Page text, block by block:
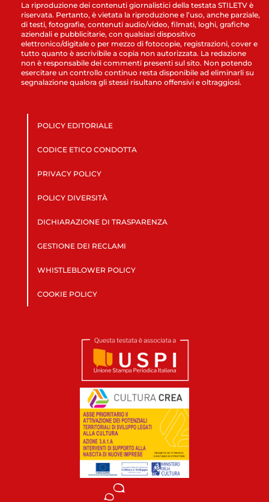
La riproduzione dei contenuti giornalistici della testata STILETV è
riservata. Pertanto, è vietata la riproduzione e l’uso, anche parziale,
di testi, fotografie, contenuti audio/video, filmati, loghi, grafiche
aziendali e pubblicitarie, con qualsiasi dispositivo
elettronico/digitale o per mezzo di fotocopie, registrazioni, cover e
tutto quanto è ascrivibile a copia non autorizzata. La redazione
non è responsabile dei commenti presenti sul sito. Non potendo
esercitare un controllo continuo resta disponibile ad eliminarli su
segnalazione qualora gli stessi risultano offensivi e oltraggiosi.
POLICY EDITORIALE
CODICE ETICO CONDOTTA
PRIVACY POLICY
POLICY DIVERSITÀ
DICHIARAZIONE DI TRASPARENZA
GESTIONE DEI RECLAMI
WHISTLEBLOWER POLICY
COOKIE POLICY